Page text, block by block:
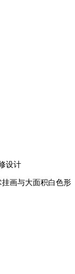
设计
画与大面积白色形